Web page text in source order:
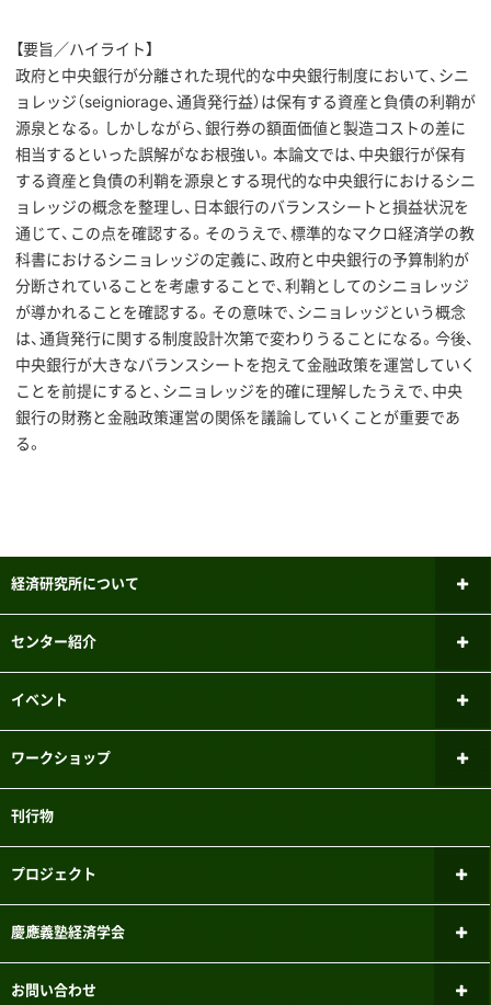
【要旨／ハイライト】
政府と中央銀行が分離された現代的な中央銀行制度において、シニ
ョレッジ（seigniorage、通貨発行益）は保有する資産と負債の利鞘が
源泉となる。しかしながら、銀行券の額面価値と製造コストの差に
相当するといった誤解がなお根強い。本論文では、中央銀行が保有
する資産と負債の利鞘を源泉とする現代的な中央銀行におけるシニ
ョレッジの概念を整理し、日本銀行のバランスシートと損益状況を
通じて、この点を確認する。そのうえで、標準的なマクロ経済学の教
科書におけるシニョレッジの定義に、政府と中央銀行の予算制約が
分断されていることを考慮することで、利鞘としてのシニョレッジ
が導かれることを確認する。その意味で、シニョレッジという概念
は、通貨発行に関する制度設計次第で変わりうることになる。今後、
中央銀行が大きなバランスシートを抱えて金融政策を運営していく
ことを前提にすると、シニョレッジを的確に理解したうえで、中央
銀行の財務と金融政策運営の関係を議論していくことが重要であ
る。
経済研究所について
所長あいさつ
メーリングリスト
三田キャンパスでの研究目的でのパソコン教室利用について
センター紹介
ファイナンシャル・ジェロントロジー
国際経済学研究センター
こどもの機会均等研究センター
FinTEKセンター
イベント
新しいお知らせ
ワークショップ
ミクロ経済学ワークショップ
応用経済学ワークショップ
刊行物
プロジェクト
現行のプロジェクト
慶應義塾経済学会
経済学会のあゆみ
お問い合わせ